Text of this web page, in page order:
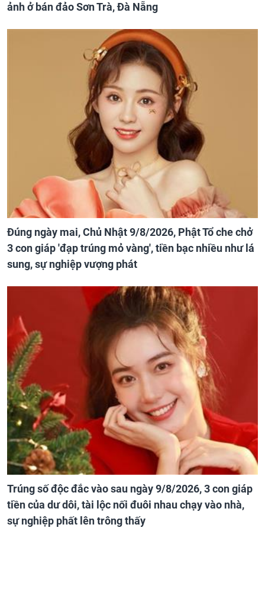
ảnh ở bán đảo Sơn Trà, Đà Nẵng
Đúng ngày mai, Chủ Nhật 9/8/2026, Phật Tổ che chở
3 con giáp 'đạp trúng mỏ vàng', tiền bạc nhiều như lá
sung, sự nghiệp vượng phát
Trúng số độc đắc vào sau ngày 9/8/2026, 3 con giáp
tiền của dư dôi, tài lộc nối đuôi nhau chạy vào nhà,
sự nghiệp phất lên trông thấy